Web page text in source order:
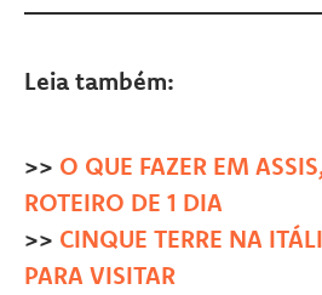
Leia também:
>> O QUE FAZER EM
ROTEIRO DE 1 DIA
>> CINQUE TERRE NA
PARA VISITAR